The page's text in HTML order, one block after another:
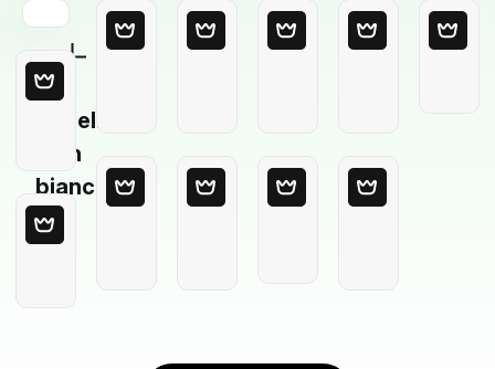
Modello
in
bianco